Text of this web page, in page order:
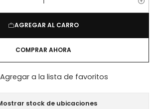
AGREGAR AL CARRO
COMPRAR AHORA
Agregar a la lista de favoritos
stock de ubicaciones